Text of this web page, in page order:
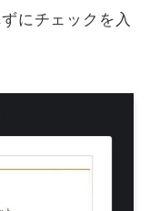
にチェックを入